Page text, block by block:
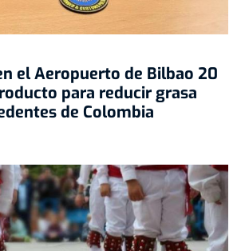
el Aeropuerto de Bilbao 20
para reducir grasa
de Colombia